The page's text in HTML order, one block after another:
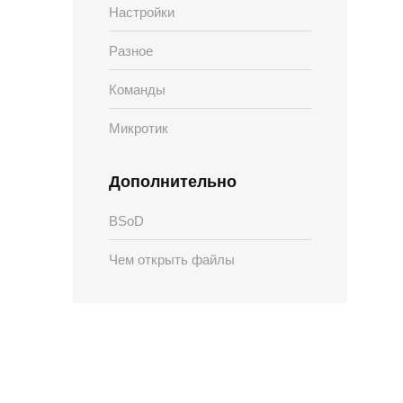
Настройки
Разное
Команды
Микротик
Дополнительно
BSoD
Чем открыть файлы